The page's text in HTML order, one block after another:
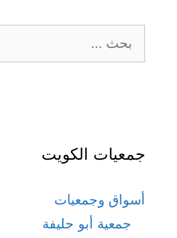
عن:
جمعيات الكويت
أسواق وجمعيات
جمعية أبو حليفة